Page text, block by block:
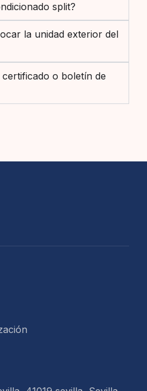
split?
la unidad exterior del
o boletín de